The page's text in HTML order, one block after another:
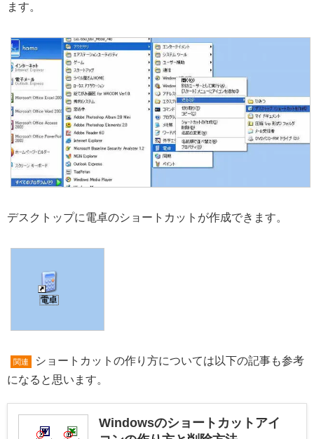
ます。
デスクトップに電卓のショートカットが作成できます。
関連
ショートカットの作り方については以下の記事も参考
になると思います。
Windowsのショートカットアイ